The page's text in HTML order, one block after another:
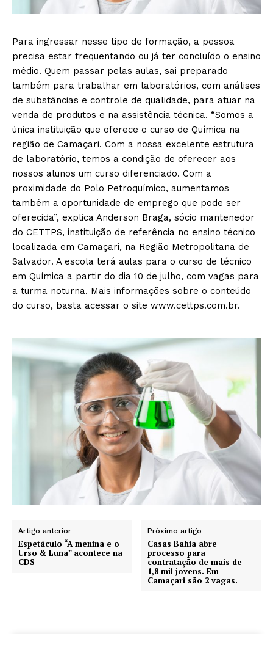
Para ingressar nesse tipo de formação, a pessoa
precisa estar frequentando ou já ter concluído o ensino
médio. Quem passar pelas aulas, sai preparado
também para trabalhar em laboratórios, com análises
de substâncias e controle de qualidade, para atuar na
venda de produtos e na assistência técnica. “Somos a
única instituição que oferece o curso de Química na
região de Camaçari. Com a nossa excelente estrutura
de laboratório, temos a condição de oferecer aos
nossos alunos um curso diferenciado. Com a
proximidade do Polo Petroquímico, aumentamos
também a oportunidade de emprego que pode ser
oferecida”, explica Anderson Braga, sócio mantenedor
do CETTPS, instituição de referência no ensino técnico
localizada em Camaçari, na Região Metropolitana de
Salvador. A escola terá aulas para o curso de técnico
em Química a partir do dia 10 de julho, com vagas para
a turma noturna. Mais informações sobre o conteúdo
do curso, basta acessar o site www.cettps.com.br.
Artigo anterior
Espetáculo “A menina e o
Urso & Luna” acontece na
CDS
Próximo artigo
Casas Bahia abre
processo para
contratação de mais de
1,8 mil jovens. Em
Camaçari são 2 vagas.